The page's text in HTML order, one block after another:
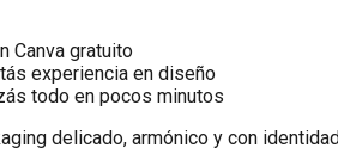
Canva gratuito
experiencia en diseño
todo en pocos minutos
delicado, armónico y con